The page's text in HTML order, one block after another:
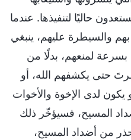
حاليًا لتنفيذها. عندما
والسيطرة عليهم، ينبغي
بسرعة لمنعهم، بدلًا من
حتى يكشفهم الله، أو
لدى الإخوة والأخوات
المسيح، فسيؤخّر ذلك
من أضداد المسيح،